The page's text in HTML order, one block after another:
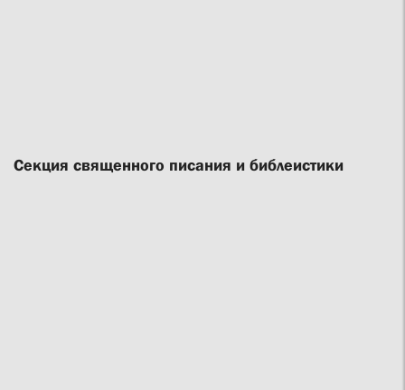
Секция священного писания и библеистики